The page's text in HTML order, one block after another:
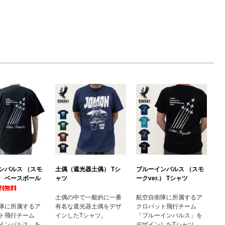
パルス （スモ
ベースボール
に所属するア
飛行チーム
土偶（遮光器土偶） Tシ
ャツ
土偶の中で一般的に一番
有名な遮光器土偶をデザ
インしたTシャツ。
ブルーインパルス （スモ
ークver.） Tシャツ
航空自衛隊に所属するア
クロバット飛行チーム
「ブルーインパルス」を